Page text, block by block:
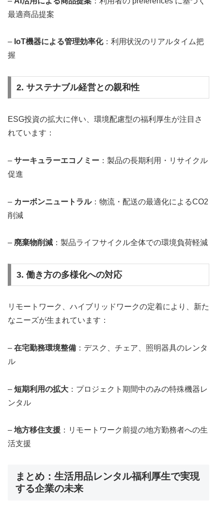
最適商品提案
– IoT機器による管理効率化：利用状況のリアルタイム把
握
2. サステナブル経営との親和性
ESG投資の拡大に伴い、環境配慮型の福利厚生が注目さ
れています：
– サーキュラーエコノミー ：製品の長期利用・リサイクル
促進
– カーボンニュートラル：物流・配送の最適化によるCO2
削減
– 廃棄物削減 ：製品ライフサイクル全体での環境負荷軽減
3. 働き方の多様化への対応
リモートワーク、ハイブリッドワークの定着により、新た
なニーズが生まれています：
– 在宅勤務環境整備 ：デスク、チェア、照明器具のレンタ
ル
– 短期利用の拡大 ：プロジェクト期間中のみの特殊機器レ
ンタル
– 地方移住支援 ：リモートワーク前提の地方勤務者への生
活支援
まとめ：生活用品レンタル福利厚生で実現
する企業の未来